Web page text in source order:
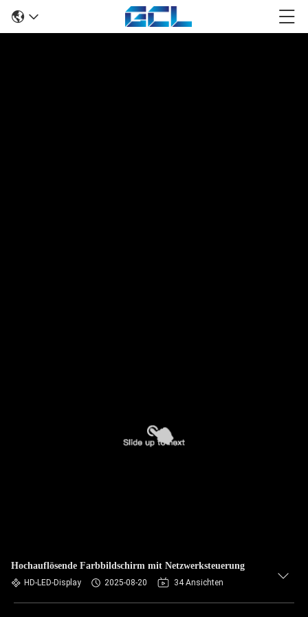
Hochauflösende Farbbildschirm mit Netzwerksteuerung
HD-LED-Display 2025-08-20 34 Ansichten